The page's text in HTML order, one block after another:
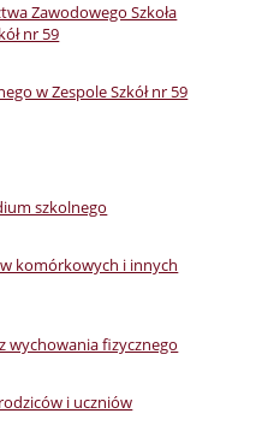
Zawodowego Szkoła
nr 59
w Zespole Szkół nr 59
szkolnego
komórkowych i innych
wychowania fizycznego
i uczniów